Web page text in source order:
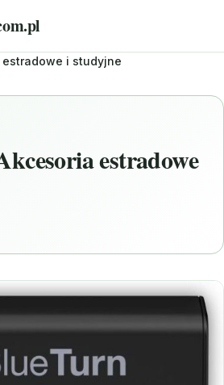
estradowe i studyjne
estradowe